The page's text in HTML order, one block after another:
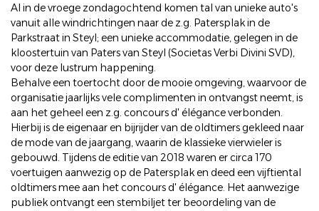
Al in de vroege zondagochtend komen tal van unieke auto's
vanuit alle windrichtingen naar de z.g. Patersplak in de
Parkstraat in Steyl; een unieke accommodatie, gelegen in de
kloostertuin van Paters van Steyl (Societas Verbi Divini SVD),
voor deze lustrum happening.
Behalve een toertocht door de mooie omgeving, waarvoor de
organisatie jaarlijks vele complimenten in ontvangst neemt, is
aan het geheel een z.g. concours d' élégance verbonden.
Hierbij is de eigenaar en bijrijder van de oldtimers gekleed naar
de mode van de jaargang, waarin de klassieke vierwieler is
gebouwd. Tijdens de editie van 2018 waren er circa 170
voertuigen aanwezig op de Patersplak en deed een vijftiental
oldtimers mee aan het concours d' élégance. Het aanwezige
publiek ontvangt een stembiljet ter beoordeling van de